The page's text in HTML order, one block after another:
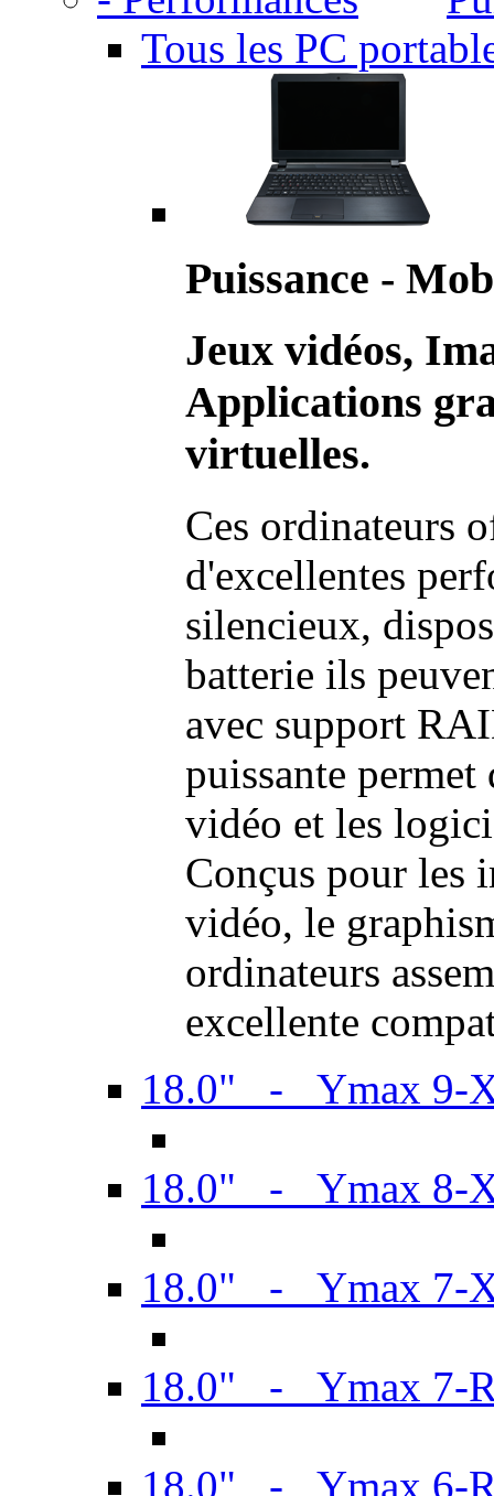
Tous les PC
Puissance -
Jeux vidéos,
Applications
virtuelles.
Ces ordinateurs
d'excellentes
silencieux,
batterie ils
avec support
puissante permet
vidéo et les
Conçus pour les
vidéo, le
ordinateurs
excellente
18.0" - Ymax 9-
18.0" - Ymax 8-
18.0" - Ymax 7-
18.0" - Ymax 7-
18.0" - Ymax 6-